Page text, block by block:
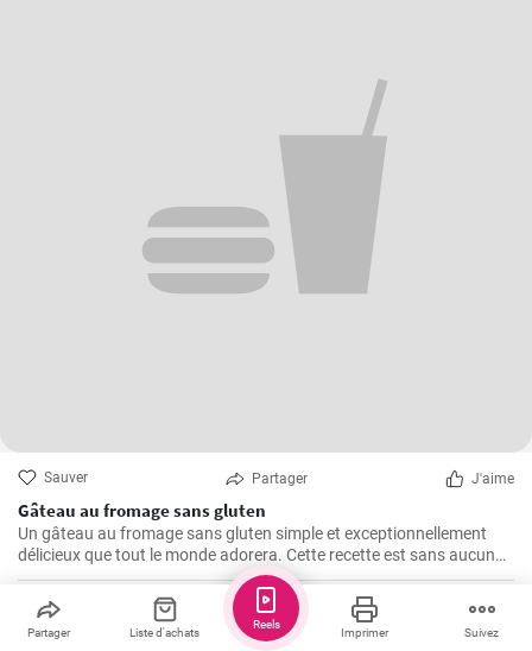
Sauver Partager J'aime
Gâteau au fromage sans gluten
Un gâteau au fromage sans gluten simple et exceptionnellement
délicieux que tout le monde adorera. Cette recette est sans aucun
doute le meilleur gâteau au fromage sans gluten que vous ayez
jamais goûté!
minipapkaci
Partager Liste d'achats Imprimer Suivez
Reels